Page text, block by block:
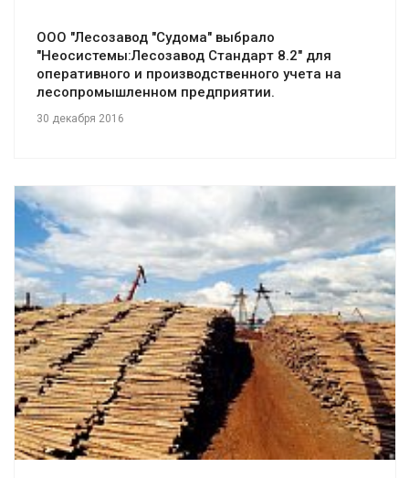
ООО "Лесозавод "Судома" выбрало
"Неосистемы:Лесозавод Стандарт 8.2" для
оперативного и производственного учета на
лесопромышленном предприятии.
30 декабря 2016
Смотреть проект